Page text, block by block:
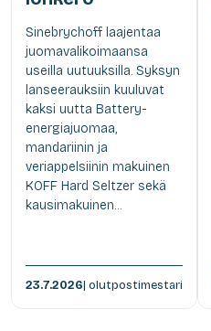
Sinebrychoff laajentaa
juomavalikoimaansa
useilla uutuuksilla. Syksyn
lanseerauksiin kuuluvat
kaksi uutta Battery-
energiajuomaa,
mandariinin ja
veriappelsiinin makuinen
KOFF Hard Seltzer sekä
kausimakuinen...
23.7.2026| olutpostimestari